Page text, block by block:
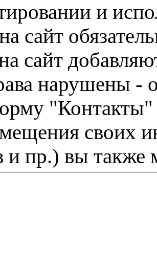
и
сайт
сайт
нарушены -
"Контакты"
своих
и пр.) вы также